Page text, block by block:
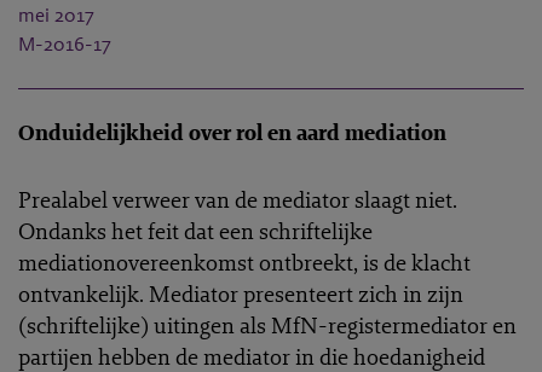
mei 2017
M-2016-17
Onduidelijkheid over rol en aard mediation
Prealabel verweer van de mediator slaagt niet.
Ondanks het feit dat een schriftelijke
mediationovereenkomst ontbreekt, is de klacht
ontvankelijk. Mediator presenteert zich in zijn
(schriftelijke) uitingen als MfN-registermediator en
partijen hebben de mediator in die hoedanigheid